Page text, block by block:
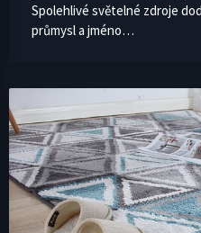
Spolehlivé světelné zdroje
průmysl a jméno…